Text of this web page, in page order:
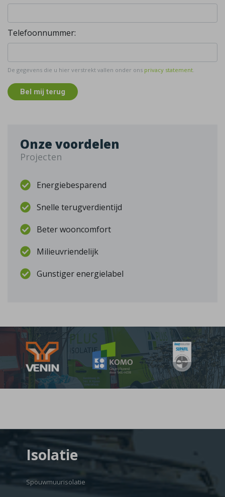
Telefoonnummer:
De gegevens die u hier verstrekt vallen onder ons privacy statement.
Bel mij terug
Onze voordelen
Projecten
Energiebesparend
Snelle terugverdientijd
Beter wooncomfort
Milieuvriendelijk
Gunstiger energielabel
Isolatie
Spouwmuurisolatie